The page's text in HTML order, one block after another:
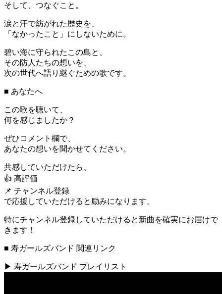
そして、つなぐこと。
涙と汗で紡がれた歴史を、
「なかったこと」にしないために。
碧い海に守られたこの島と、
その防人たちの想いを、
次の世代へ語り継ぐための歌です。
■ あなたへ
この歌を聴いて、
何を感じましたか？
ぜひコメント欄で、
あなたの想いを聞かせてください。
共感していただけたら、
👍 高評価
📌 チャンネル登録
で応援していただけると励みになります。
特にチャンネル登録していただけると新曲を確実にお届けで
きます！
■ 寿ガールズバンド 関連リンク
▶ 寿ガールズバンド プレイリスト